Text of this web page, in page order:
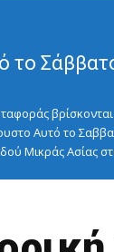
Αυτό το
Μικράς Ασίας